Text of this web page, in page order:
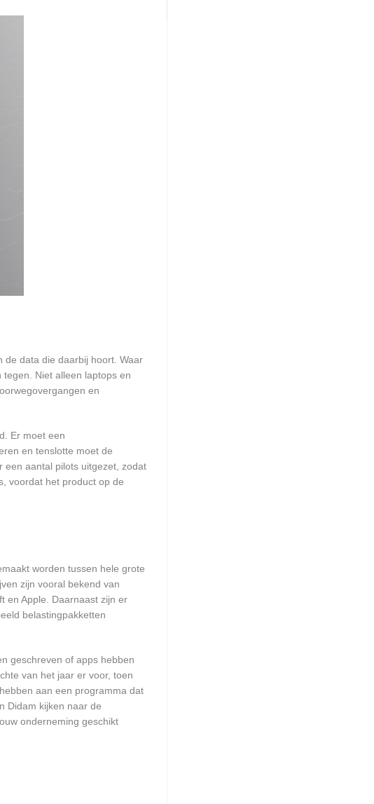
de data die daarbij hoort. Waar
Niet alleen laptops en
en
Er moet een
en tenslotte moet de
een aantal pilots uitgezet, zodat
voordat het product op de
worden tussen hele grote
zijn vooral bekend van
en Apple. Daarnaast zijn er
belastingpakketten
geschreven of apps hebben
van het jaar er voor, toen
aan een programma dat
Didam kijken naar de
onderneming geschikt